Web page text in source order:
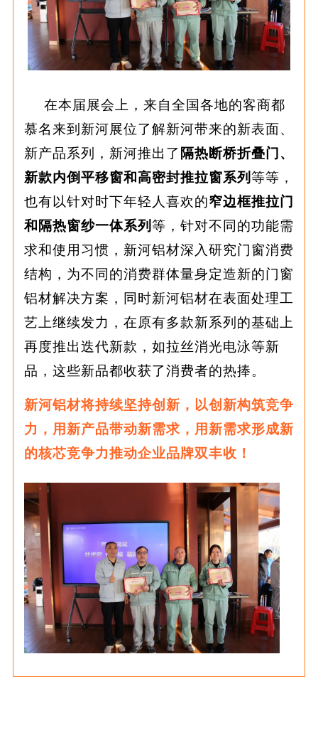
在本届展会上，来自全国各地的客商都
慕名来到新河展位了解新河带来的新表面、
新产品系列，新河推出了 隔热断桥折叠门、
新款内倒平移窗和高密封推拉窗系列 等等，
也有以针对时下年轻人喜欢的窄边框推拉门
和隔热窗纱一体系列 等，针对不同的功能需
求和使用习惯，新河铝材深入研究门窗消费
结构，为不同的消费群体量身定造新的门窗
铝材解决方案，同时新河铝材在表面处理工
艺上继续发力，在原有多款新系列的基础上
再度推出迭代新款，如拉丝消光电泳等新
品，这些新品都收获了消费者的热捧。
新河铝材将持续坚持创新，以创新构筑竞争
力，用新产品带动新需求，用新需求形成新
的核芯竞争力推动企业品牌双丰收！